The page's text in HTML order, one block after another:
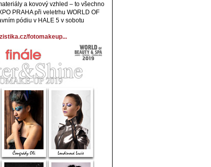
a kovový vzhled – to všechno
PRAHA při veletrhu WORLD OF
pódiu v HALE 5 v sobotu
fotomakeup...